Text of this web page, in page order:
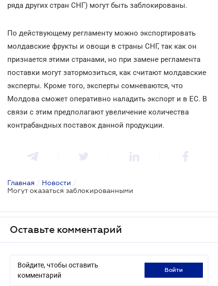
ряда других стран СНГ) могут быть заблокированы.
По действующему регламенту можно экспортировать
молдавские фрукты и овощи в страны СНГ, так как он
признается этими странами, но при замене регламента
поставки могут затормозиться, как считают молдавские
эксперты. Кроме того, эксперты сомневаются, что
Молдова сможет оперативно наладить экспорт и в ЕС. В
связи с этим предполагают увеличение количества
контрабандных поставок данной продукции.
Главная / Новости /
Могут оказаться заблокированными
Оставьте комментарий
Войдите, чтобы оставить
комментарий
войти